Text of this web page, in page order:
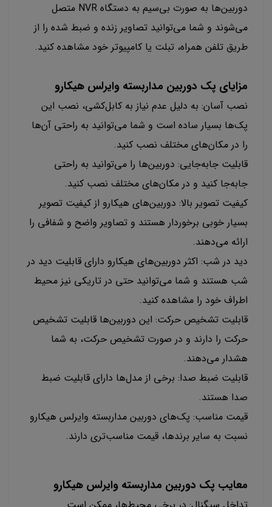
دوربین‌ها به صورت بی‌سیم به دستگاه NVR متصل
می‌شوند و شما می‌توانید تصاویر زنده و ضبط شده را از
طریق تلفن همراه، تبلت یا کامپیوتر خود مشاهده کنید.
مزایای پک دوربین مداربسته وایرلس هیکارو
نصب آسان: به دلیل عدم نیاز به کابل‌کشی، نصب این
پک‌ها بسیار ساده است و شما می‌توانید به راحتی آن‌ها
را در مکان‌های مختلف نصب کنید.
قابلیت جابه‌جایی: دوربین‌ها را می‌توانید به راحتی
جابه‌جا کنید و در مکان‌های مختلف نصب کنید.
کیفیت تصویر بالا: دوربین‌های هیکارو از کیفیت تصویر
بسیار خوبی برخوردار هستند و تصاویر واضح و شفافی را
ارائه می‌دهند.
دید در شب: اکثر دوربین‌های هیکارو دارای قابلیت دید در
شب هستند و شما می‌توانید حتی در تاریکی نیز محیط
اطراف خود را مشاهده کنید.
قابلیت تشخیص حرکت: این دوربین‌ها قابلیت تشخیص
حرکت را دارند و در صورت تشخیص حرکت، به شما
هشدار می‌دهند.
قابلیت ضبط صدا: برخی از مدل‌ها دارای قابلیت ضبط
صدا هستند.
قیمت مناسب: پک‌های دوربین مداربسته وایرلس هیکارو
نسبت به سایر برندها، قیمت مناسب‌تری دارند.
معایب پک دوربین مداربسته وایرلس هیکارو